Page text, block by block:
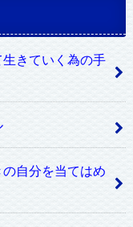
生きていく為の手
自分を当てはめ